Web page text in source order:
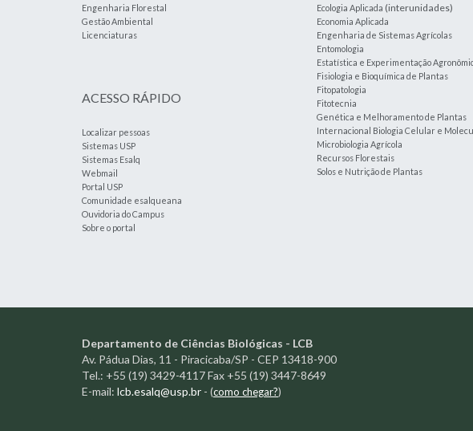
Engenharia Florestal
Gestão Ambiental
Licenciaturas
ACESSO RÁPIDO
Localizar pessoas
Sistemas USP
Sistemas Esalq
Webmail
Portal USP
Comunidade esalqueana
Ouvidoria do Campus
Sobre o portal
Ecologia Aplicada (interunidades)
Economia Aplicada
Engenharia de Sistemas Agrícolas
Entomologia
Estatística e Experimentação
Fisiologia e Bioquímica de Plantas
Fitopatologia
Fitotecnia
Genética e Melhoramento de Plantas
Internacional Biologia Celular e
Microbiologia Agrícola
Recursos Florestais
Solos e Nutrição de Plantas
Departamento de Ciências Biológicas - LCB
Av. Pádua Dias, 11 - Piracicaba/SP - CEP 13418-900
Tel.: +55 (19) 3429-4117 Fax +55 (19) 3447-8649
E-mail: lcb.esalq@usp.br - (como chegar?)